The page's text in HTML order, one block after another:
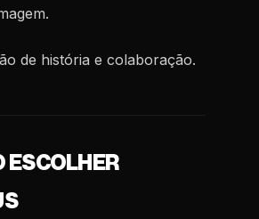
de história e colaboração.
ESCOLHER